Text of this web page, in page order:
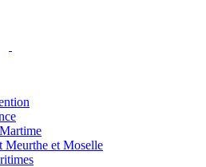
Meurthe et Moselle